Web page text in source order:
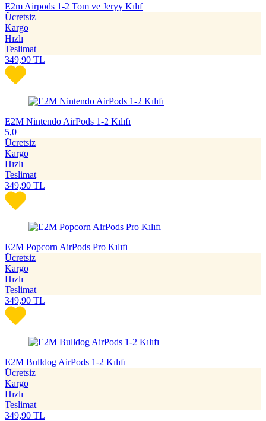
E2m Airpods 1-2 Tom ve Jeryy Kılıf
Ücretsiz
Kargo
Hızlı
Teslimat
349,90 TL
E2M Nintendo AirPods 1-2 Kılıfı
5,0
Ücretsiz
Kargo
Hızlı
Teslimat
349,90 TL
E2M Popcorn AirPods Pro Kılıfı
Ücretsiz
Kargo
Hızlı
Teslimat
349,90 TL
E2M Bulldog AirPods 1-2 Kılıfı
Ücretsiz
Kargo
Hızlı
Teslimat
349,90 TL